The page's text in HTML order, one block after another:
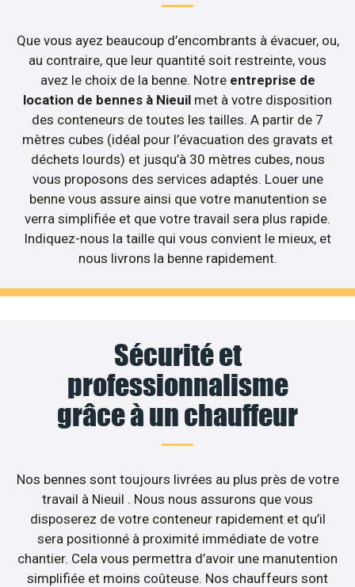
Que vous ayez beaucoup d’encombrants à évacuer, ou,
au contraire, que leur quantité soit restreinte, vous
avez le choix de la benne. Notre entreprise de
location de bennes à Nieuil met à votre disposition
des conteneurs de toutes les tailles. A partir de 7
mètres cubes (idéal pour l’évacuation des gravats et
déchets lourds) et jusqu’à 30 mètres cubes, nous
vous proposons des services adaptés. Louer une
benne vous assure ainsi que votre manutention se
verra simplifiée et que votre travail sera plus rapide.
Indiquez-nous la taille qui vous convient le mieux, et
nous livrons la benne rapidement.
Sécurité et
professionnalisme
grâce à un chauffeur
Nos bennes sont toujours livrées au plus près de votre
travail à Nieuil . Nous nous assurons que vous
disposerez de votre conteneur rapidement et qu’il
sera positionné à proximité immédiate de votre
chantier. Cela vous permettra d’avoir une manutention
simplifiée et moins coûteuse. Nos chauffeurs sont